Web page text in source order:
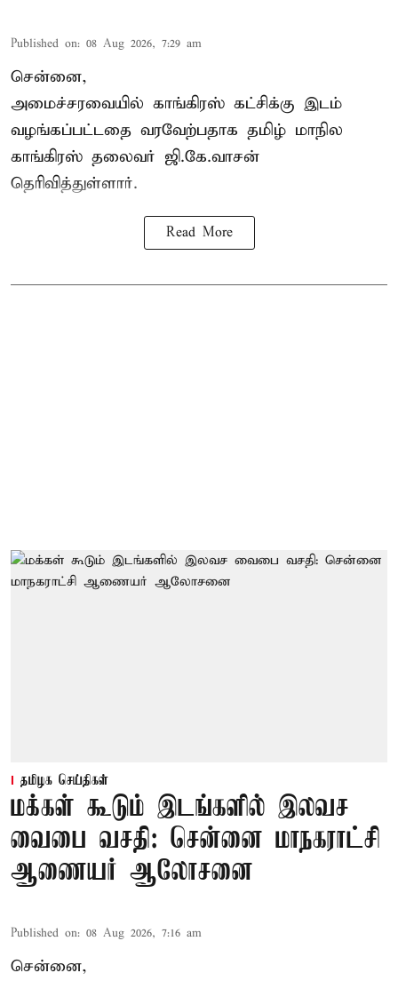
Published on: 08 Aug 2026, 7:29 am
சென்னை,
அமைச்சரவையில் காங்கிரஸ் கட்சிக்கு இடம்
வழங்கப்பட்டதை வரவேற்பதாக தமிழ் மாநில
காங்கிரஸ் தலைவர் ஜி.கே.வாசன்
தெரிவித்துள்ளார்.
Read More
தமிழக செய்திகள்
மக்கள் கூடும் இடங்களில் இலவச
வைபை வசதி: சென்னை மாநகராட்சி
ஆணையர் ஆலோசனை
Published on: 08 Aug 2026, 7:16 am
சென்னை,